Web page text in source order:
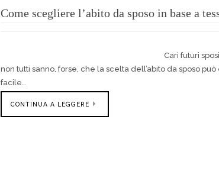
Come scegliere l’abito da sposo in base a
Cari futuri
non tutti sanno, forse, che la scelta dell’abito da sposo
facile…
CONTINUA A LEGGERE